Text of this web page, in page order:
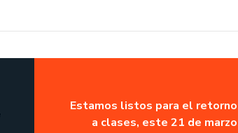
Estamos listos para el retorno
a clases, este 21 de marzo